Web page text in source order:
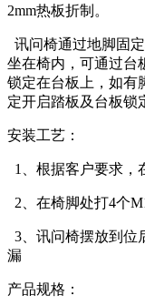
2mm热板折制。
讯问椅通过地脚固
坐在椅内，可通过台
锁定在台板上，如有
定开启踏板及台板锁
安装工艺：
1、根据客户要求，
2、在椅脚处打4个
3、讯问椅摆放到位
漏
产品规格：